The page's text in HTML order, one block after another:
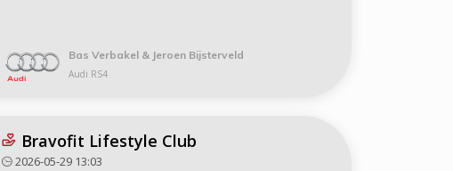
Bas Verbakel & Jeroen Bijsterveld
Audi RS4
Bravofit Lifestyle Club
2026-05-29 13:03